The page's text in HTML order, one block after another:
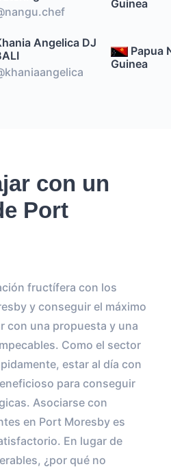
Guinea
Angelica DJ
Papua
Guinea
con un
Port
fructífera con los
y conseguir el máximo
con una propuesta y una
Como el sector
estar al día con
para conseguir
Asociarse con
en Port Moresby es
En lugar de
¿por qué no